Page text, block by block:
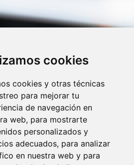
cookies
cookies y otras técnicas
para mejorar tu
de navegación en
web, para mostrarte
personalizados y
adecuados, para analizar
en nuestra web y para
1 – 28942 Madrid